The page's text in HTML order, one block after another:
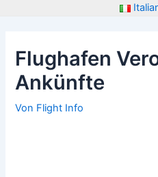
Flughafen
Ankünfte
Von Flight Info